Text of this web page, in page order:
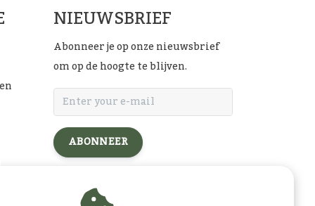
NIEUWSBRIEF
Abonneer je op onze nieuwsbrief
om op de hoogte te blijven.
ABONNEER